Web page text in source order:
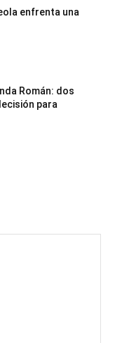
enfrenta una
Román: dos
para